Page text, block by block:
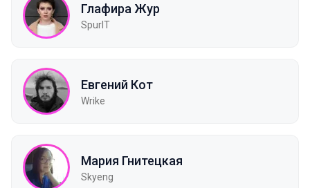
Глафира Жур
SpurIT
Евгений Кот
Wrike
Мария Гнитецкая
Skyeng